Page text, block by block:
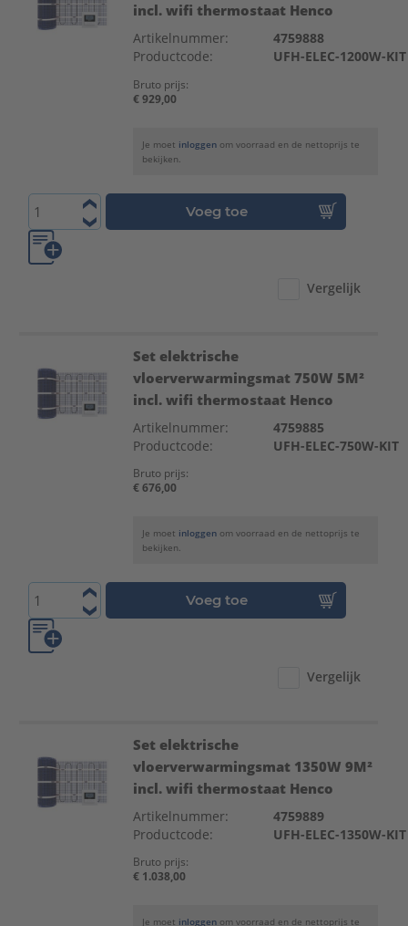
incl. wifi thermostaat Henco
Artikelnummer:
4759888
Productcode:
UFH-ELEC-1200W-KIT
Bruto prijs:
€ 929,00
Je moet inloggen om voorraad en de nettoprijs te
bekijken.
Voeg toe
Vergelijk
Set elektrische
vloerverwarmingsmat 750W 5M²
incl. wifi thermostaat Henco
Artikelnummer:
4759885
Productcode:
UFH-ELEC-750W-KIT
Bruto prijs:
€ 676,00
Je moet inloggen om voorraad en de nettoprijs te
bekijken.
Voeg toe
Vergelijk
Set elektrische
vloerverwarmingsmat 1350W 9M²
incl. wifi thermostaat Henco
Artikelnummer:
4759889
Productcode:
UFH-ELEC-1350W-KIT
Bruto prijs:
€ 1.038,00
Je moet inloggen om voorraad en de nettoprijs te